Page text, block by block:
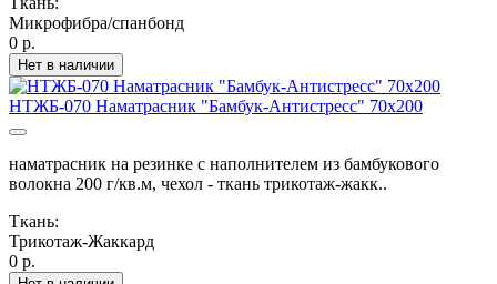
Микрофибра/спанбонд
0 р.
Нет в наличии
НТЖБ-070 Наматрасник "Бамбук-Антистресс" 70х200
наматрасник на резинке с наполнителем из бамбукового
волокна 200 г/кв.м, чехол - ткань трикотаж-жакк..
Ткань:
Трикотаж-Жаккард
0 р.